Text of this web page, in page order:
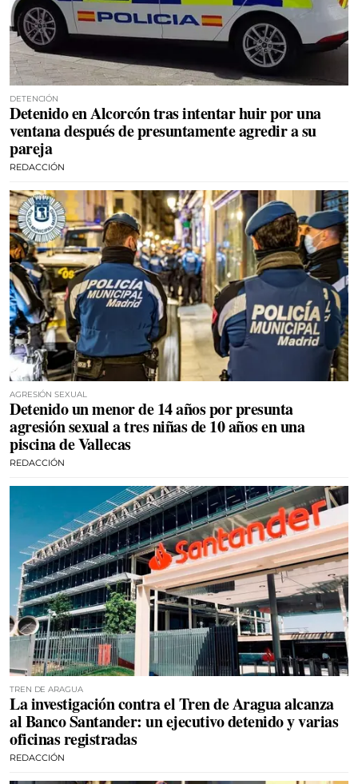
DETENCIÓN
Detenido en Alcorcón tras intentar huir por una
ventana después de presuntamente agredir a su
pareja
REDACCIÓN
AGRESIÓN SEXUAL
Detenido un menor de 14 años por presunta
agresión sexual a tres niñas de 10 años en una
piscina de Vallecas
REDACCIÓN
TREN DE ARAGUA
La investigación contra el Tren de Aragua alcanza
al Banco Santander: un ejecutivo detenido y varias
oficinas registradas
REDACCIÓN